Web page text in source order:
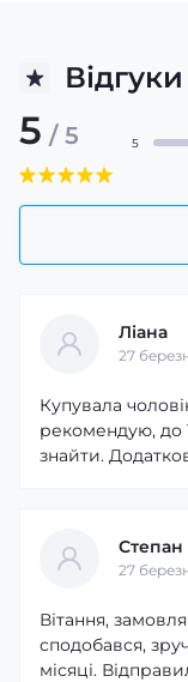
Відгуки
5 / 5 5
Ліана
27
Купувала
рекомендую, до
знайти.
Степан
27
Вітання,
сподобався,
місяці.